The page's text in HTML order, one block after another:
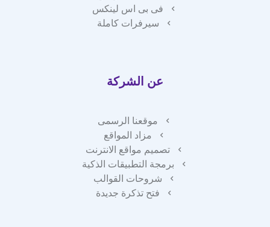
فى بى اس لينكس
سيرفرات كاملة
عن الشركة
موقعنا الرسمى
مزاد المواقع
تصميم مواقع الانترنت
برمجة التطبيقات الذكية
شروحات القوالب
فتح تذكرة جديدة